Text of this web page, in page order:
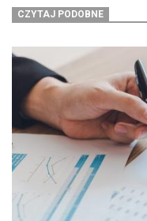
CZYTAJ PODOBNE